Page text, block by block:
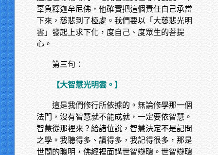
辜負釋迦牟尼佛，他確實把這個責任自己承當
下來，慈悲到了極處。我們要以「大慈悲光明
雲」發起上求下化，度自己、度眾生的菩提
心。
第三句：
【大智慧光明雲。】
這是我們修行所依據的。無論修學那一個
法門，沒有智慧就不能成就，一定要依智慧。
智慧從那裡來？給諸位說，智慧決定不是記問
之學。我聽得多、讀得多，我記得很多，那是
世間的聰明，佛經裡面講世智辯聰。世智辯聰